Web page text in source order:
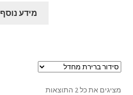
מידע נוסף
מציגים את כל ⁦2⁩ התוצאות